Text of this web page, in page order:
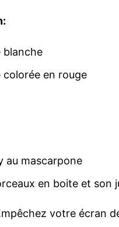
blanche
colorée en rouge
au mascarpone
en boite et son
votre écran